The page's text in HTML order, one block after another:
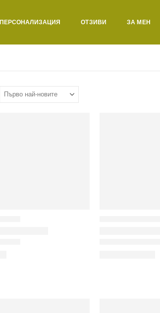
ПЕРСОНАЛИЗАЦИЯ ОТЗИВИ ЗА МЕН